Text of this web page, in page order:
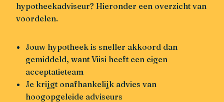
hypotheekadviseur? Hieronder een overzicht van
voordelen.
Jouw hypotheek is sneller akkoord dan
gemiddeld, want Viisi heeft een eigen
acceptatieteam
Je krijgt onafhankelijk advies van
hoogopgeleide adviseurs